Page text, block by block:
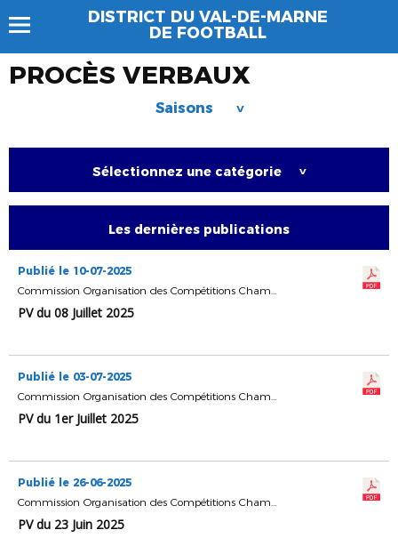
DISTRICT DU VAL-DE-MARNE
DE FOOTBALL
PROCÈS VERBAUX
Saisons >
Sélectionnez une catégorie >
Les dernières publications
Publié le 10-07-2025
Commission Organisation des Compétitions Championnats & Coupes
PV du 08 Juillet 2025
Publié le 03-07-2025
Commission Organisation des Compétitions Championnats & Coupes
PV du 1er Juillet 2025
Publié le 26-06-2025
Commission Organisation des Compétitions Championnats & Coupes
PV du 23 Juin 2025